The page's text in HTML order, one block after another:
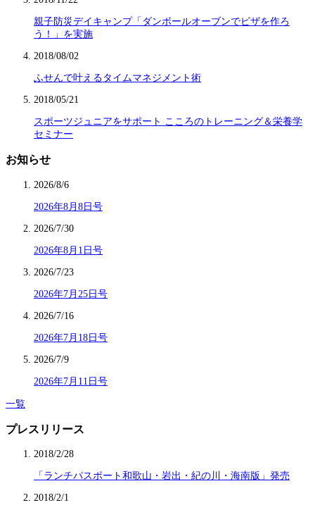
親子防災デイキャンプ「ダンボールオーブンでピザを作ろ
う！」を実施
2018/08/02
ふせんで叶えるタイムマネジメント術
2018/05/21
スポーツジュニアをサポート こころのトレーニング＆栄養学
セミナー
お知らせ
2026/8/6
2026年8月8日号
2026/7/30
2026年8月1日号
2026/7/23
2026年7月25日号
2026/7/16
2026年7月18日号
2026/7/9
2026年7月11日号
一覧
プレスリリース
2018/2/28
「ランチパスポート和歌山・岩出・紀の川・海南版」発売
2018/2/1